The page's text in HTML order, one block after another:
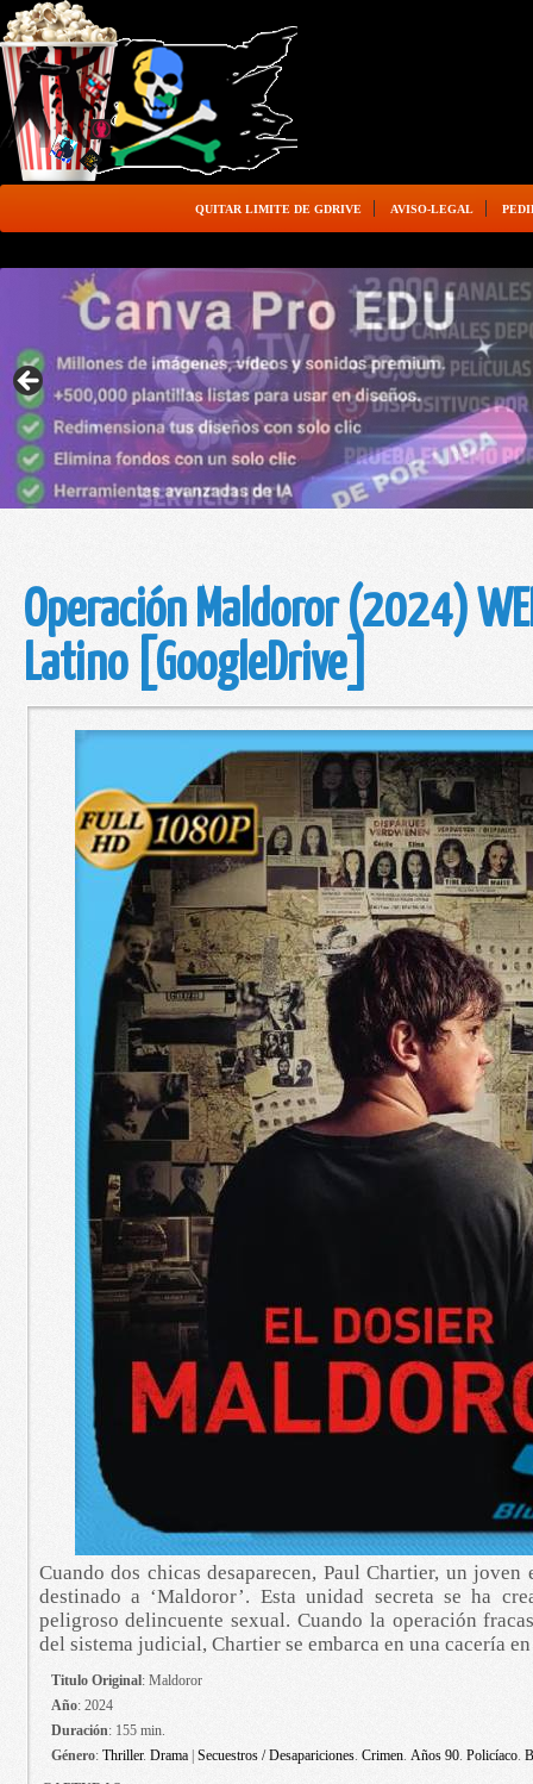
QUITAR LIMITE DE GDRIVE AVISO-LEGAL
Operación Maldoror (2024)
Latino [GoogleDrive]
Cuando dos chicas desaparecen, Paul Chartier, un
destinado a ‘Maldoror’. Esta unidad secreta se ha
peligroso delincuente sexual. Cuando la operación
del sistema judicial, Chartier se embarca en una cacería
Titulo Original: Maldoror
Año: 2024
Duración: 155 min.
Género: Thriller. Drama| Secuestros / Desapariciones. Crimen. Años 90. Policíaco.